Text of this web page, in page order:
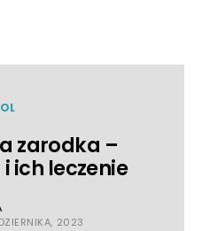
zarodka –
ich leczenie
2023